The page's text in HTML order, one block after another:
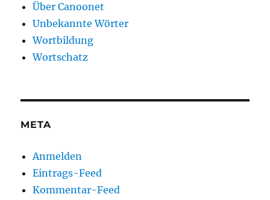
Über Canoonet
Unbekannte Wörter
Wortbildung
Wortschatz
META
Anmelden
Eintrags-Feed
Kommentar-Feed